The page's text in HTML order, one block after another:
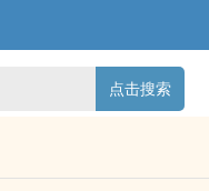
点击搜索